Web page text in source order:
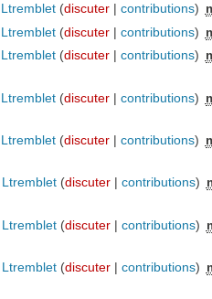
Ltremblet (discuter| contributions)
Ltremblet (discuter| contributions)
Ltremblet (discuter| contributions)
Ltremblet (discuter| contributions)
Ltremblet (discuter| contributions)
Ltremblet (discuter| contributions)
Ltremblet (discuter| contributions)
Ltremblet (discuter| contributions)